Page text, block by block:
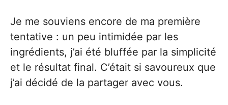
Je me souviens encore de ma première
tentative : un peu intimidée par les
ingrédients, j’ai été bluffée par la simplicité
et le résultat final. C’était si savoureux que
j’ai décidé de la partager avec vous.